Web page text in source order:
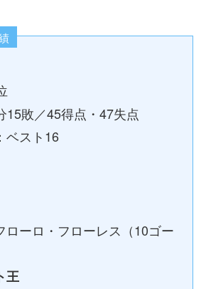
15敗／45得点・47失点
ベスト16
ローロ・フローレス（10ゴー
王